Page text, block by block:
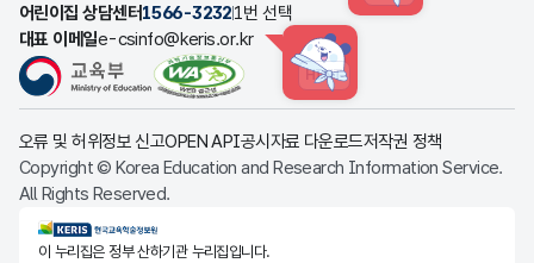
어린이집 상담센터1566-32321번 선택
대표 이메일e-csinfo@keris.or.kr
HINT
오류 및 허위정보 신고OPEN API공시자료 다운로드저작권 정책
Copyright © Korea Education and Research Information Service.
All Rights Reserved.
KERIS한국교육학술정보원
이 누리집은 정부 산하기관 누리집입니다.